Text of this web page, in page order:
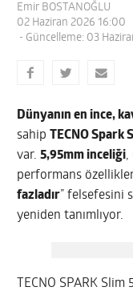
Emir BOSTANOĞLU
02 Haziran 2026 16:00
- Güncelleme: 03
Dünyanın en ince,
sahip
TECNO Spark
var.5,95mm inceliği,
performans
fazladır” felsefesini
yeniden tanımlıyor.
TECNO SPARK